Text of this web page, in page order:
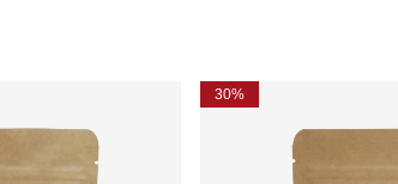
30%